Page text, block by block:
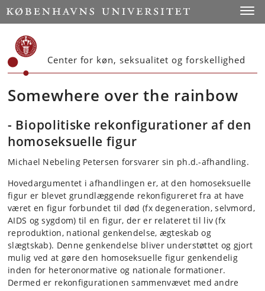
Start
Center for køn, seksualitet og forskellighed
Somewhere over the rainbow
- Biopolitiske rekonfigurationer af den
homoseksuelle figur
Michael Nebeling Petersen forsvarer sin ph.d.-afhandling.
Hovedargumentet i afhandlingen er, at den homoseksuelle
figur er blevet grundlæggende rekonfigureret fra at have
været en figur forbundet til død (fx degeneration, selvmord,
AIDS og sygdom) til en figur, der er relateret til liv (fx
reproduktion, national genkendelse, ægteskab og
slægtskab). Denne genkendelse bliver understøttet og gjort
mulig ved at gøre den homoseksuelle figur genkendelig
inden for heteronormative og nationale formationer.
Dermed er rekonfigurationen sammenvævet med andre